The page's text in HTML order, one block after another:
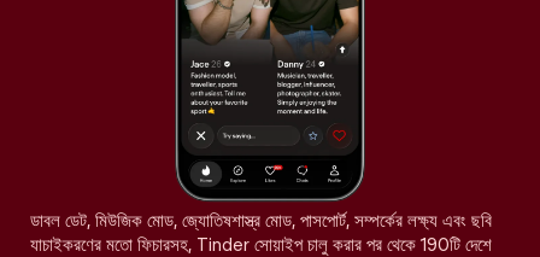
ডাবল ডেট, মিউজিক মোড, জ্যোতিষশাস্ত্র মোড, পাসপোর্ট, সম্পর্কের লক্ষ্য এবং ছবি
যাচাইকরণের মতো ফিচারসহ, Tinder সোয়াইপ চালু করার পর থেকে 190টি দেশে